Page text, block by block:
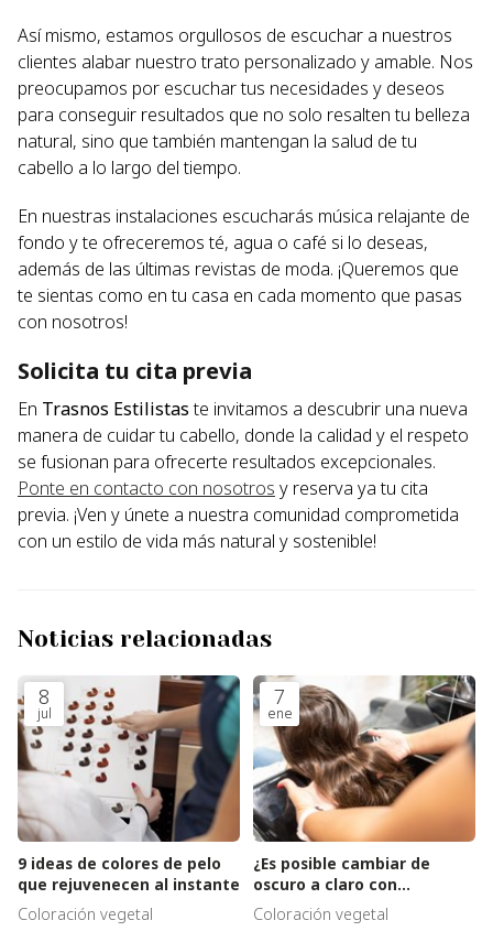
Así mismo, estamos orgullosos de escuchar a nuestros
clientes alabar nuestro trato personalizado y amable. Nos
preocupamos por escuchar tus necesidades y deseos
para conseguir resultados que no solo resalten tu belleza
natural, sino que también mantengan la salud de tu
cabello a lo largo del tiempo.
En nuestras instalaciones escucharás música relajante de
fondo y te ofreceremos té, agua o café si lo deseas,
además de las últimas revistas de moda. ¡Queremos que
te sientas como en tu casa en cada momento que pasas
con nosotros!
Solicita tu cita previa
En Trasnos Estilistaste invitamos a descubrir una nueva
manera de cuidar tu cabello, donde la calidad y el respeto
se fusionan para ofrecerte resultados excepcionales.
Ponte en contacto con nosotros y reserva ya tu cita
previa. ¡Ven y únete a nuestra comunidad comprometida
con un estilo de vida más natural y sostenible!
Noticias relacionadas
8
jul
9 ideas de colores de pelo
que rejuvenecen al instante
Coloración vegetal
7
ene
¿Es posible cambiar de
oscuro a claro con
coloraciones sensibles?
Coloración vegetal